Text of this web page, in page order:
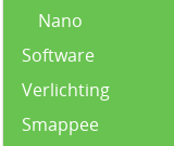
Nano
Software
Verlichting
Smappee